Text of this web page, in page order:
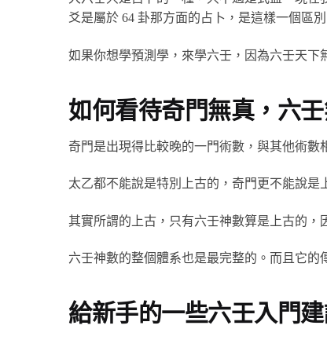
爻是屬於 64 卦那方面的占卜，是這樣一個區別
如果你想學預測學，來學六壬，因為六壬天下
如何看待奇門無真，六
奇門是出現得比較晚的一門術數，與其他術數
太乙都不能說是特別上古的，奇門更不能說是
其實所謂的上古，只有六壬神數算是上古的，
六壬神數的整個體系也是最完整的。而且它的
給新手的一些六壬入門